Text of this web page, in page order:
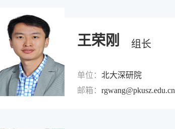
王荣刚 组长
单位： 北大深研院
邮箱： rgwang@pkusz.edu.cn